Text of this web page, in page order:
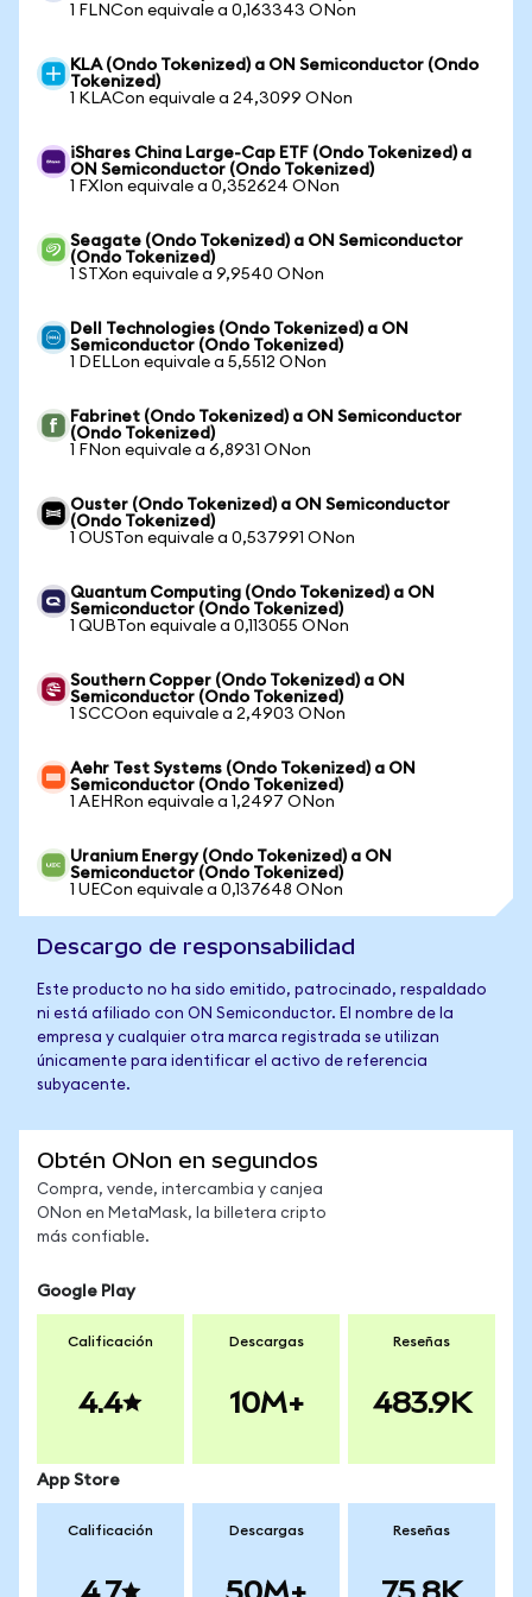
1 FLNCon equivale a 0,163343 ONon
KLA (Ondo Tokenized) a ON Semiconductor (Ondo
Tokenized)
1 KLACon equivale a 24,3099 ONon
iShares China Large-Cap ETF (Ondo Tokenized) a
ON Semiconductor (Ondo Tokenized)
1 FXIon equivale a 0,352624 ONon
Seagate (Ondo Tokenized) a ON Semiconductor
(Ondo Tokenized)
1 STXon equivale a 9,9540 ONon
Dell Technologies (Ondo Tokenized) a ON
Semiconductor (Ondo Tokenized)
1 DELLon equivale a 5,5512 ONon
Fabrinet (Ondo Tokenized) a ON Semiconductor
(Ondo Tokenized)
1 FNon equivale a 6,8931 ONon
Ouster (Ondo Tokenized) a ON Semiconductor
(Ondo Tokenized)
1 OUSTon equivale a 0,537991 ONon
Quantum Computing (Ondo Tokenized) a ON
Semiconductor (Ondo Tokenized)
1 QUBTon equivale a 0,113055 ONon
Southern Copper (Ondo Tokenized) a ON
Semiconductor (Ondo Tokenized)
1 SCCOon equivale a 2,4903 ONon
Aehr Test Systems (Ondo Tokenized) a ON
Semiconductor (Ondo Tokenized)
1 AEHRon equivale a 1,2497 ONon
Uranium Energy (Ondo Tokenized) a ON
Semiconductor (Ondo Tokenized)
1 UECon equivale a 0,137648 ONon
Descargo de responsabilidad
Este producto no ha sido emitido, patrocinado, respaldado
ni está afiliado con ON Semiconductor. El nombre de la
empresa y cualquier otra marca registrada se utilizan
únicamente para identificar el activo de referencia
subyacente.
Obtén ONon en segundos
Compra, vende, intercambia y canjea
ONon en MetaMask, la billetera cripto
más confiable.
Google Play
Calificación
4.4
Descargas
10M+
Reseñas
483.9K
App Store
Calificación Descargas Reseñas